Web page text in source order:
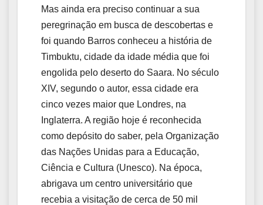
Mas ainda era preciso continuar a sua
peregrinação em busca de descobertas e
foi quando Barros conheceu a história de
Timbuktu, cidade da idade média que foi
engolida pelo deserto do Saara. No século
XIV, segundo o autor, essa cidade era
cinco vezes maior que Londres, na
Inglaterra. A região hoje é reconhecida
como depósito do saber, pela Organização
das Nações Unidas para a Educação,
Ciência e Cultura (Unesco). Na época,
abrigava um centro universitário que
recebia a visitação de cerca de 50 mil